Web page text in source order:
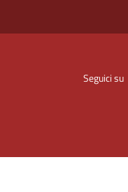
Seguici su